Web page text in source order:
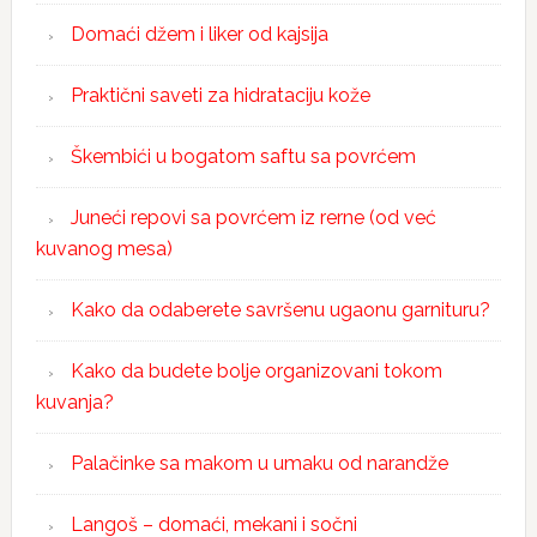
Domaći džem i liker od kajsija
Praktični saveti za hidrataciju kože
Škembići u bogatom saftu sa povrćem
Juneći repovi sa povrćem iz rerne (od već
kuvanog mesa)
Kako da odaberete savršenu ugaonu garnituru?
Kako da budete bolje organizovani tokom
kuvanja?
Palačinke sa makom u umaku od narandže
Langoš – domaći, mekani i sočni